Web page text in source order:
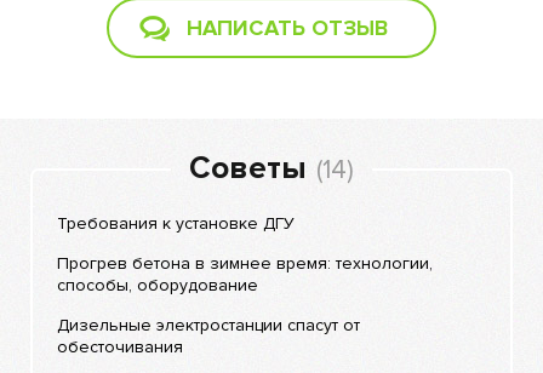
НАПИСАТЬ ОТЗЫВ
Советы (14)
Требования к установке ДГУ
Прогрев бетона в зимнее время: технологии,
способы, оборудование
Дизельные электростанции спасут от
обесточивания